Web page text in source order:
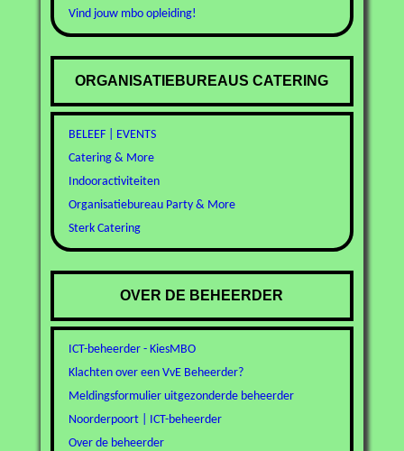
Vind jouw mbo opleiding!
ORGANISATIEBUREAUS CATERING
BELEEF | EVENTS
Catering & More
Indooractiviteiten
Organisatiebureau Party & More
Sterk Catering
OVER DE BEHEERDER
ICT-beheerder - KiesMBO
Klachten over een VvE Beheerder?
Meldingsformulier uitgezonderde beheerder
Noorderpoort | ICT-beheerder
Over de beheerder